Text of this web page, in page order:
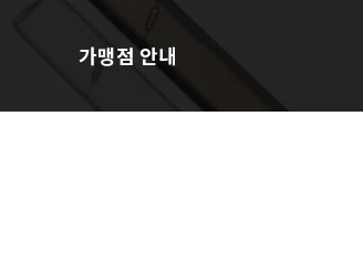
가맹점 안내